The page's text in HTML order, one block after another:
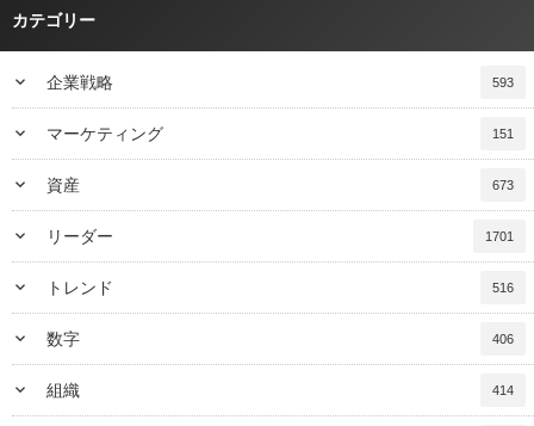
カテゴリー
keyboard_arrow_down 企業戦略 593
keyboard_arrow_down マーケティング 151
keyboard_arrow_down 資産 673
keyboard_arrow_down リーダー 1701
keyboard_arrow_down トレンド 516
keyboard_arrow_down 数字 406
keyboard_arrow_down 組織 414